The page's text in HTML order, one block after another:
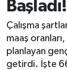
Başladı!
Çalışma
maaş
planlayan
getirdi. İşte
GÖKTÜRK
GÜNDEM